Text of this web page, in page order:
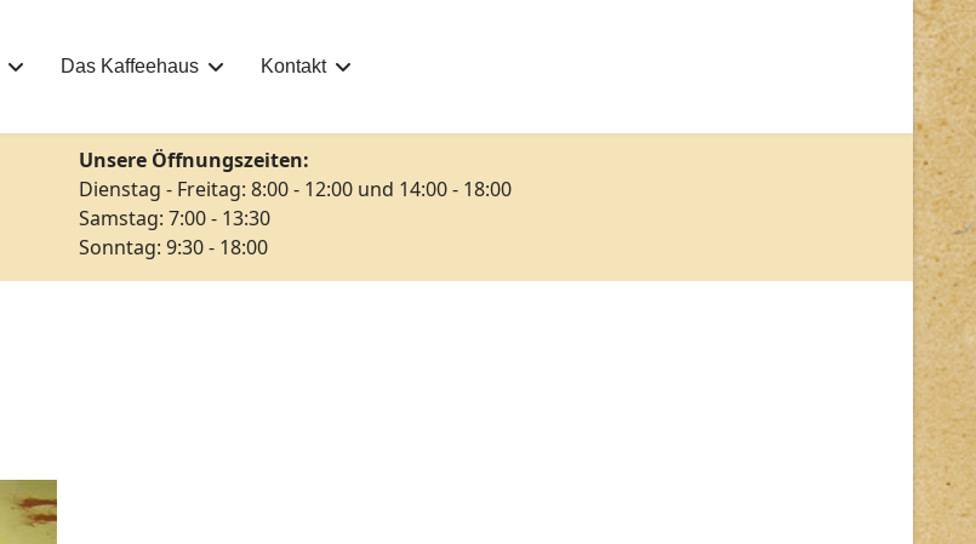
Das Kaffeehaus Kontakt
Unsere Öffnungszeiten:
Dienstag - Freitag: 8:00 - 12:00 und 14:00 - 18:00
Samstag: 7:00 - 13:30
Sonntag: 9:30 - 18:00